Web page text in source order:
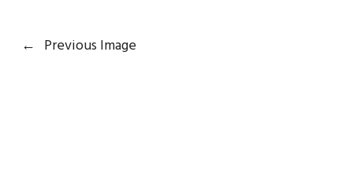
← Previous Image